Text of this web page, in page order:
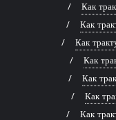
Как
Как
Как
Как
Как
Как
Как